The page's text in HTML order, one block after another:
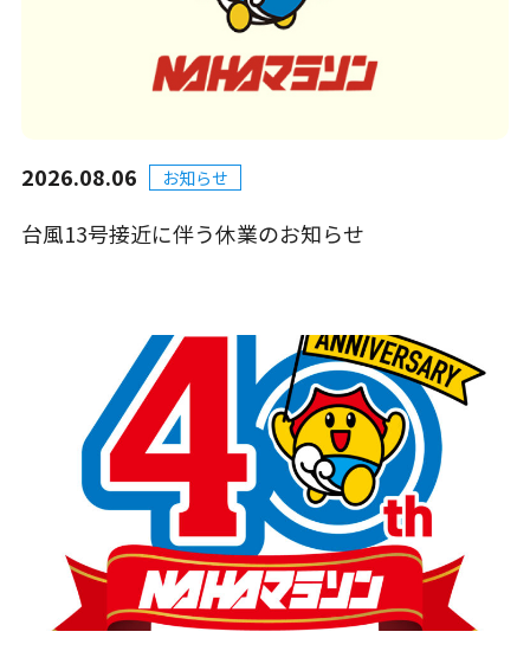
2026.08.06 お知らせ
台風13号接近に伴う休業のお知らせ